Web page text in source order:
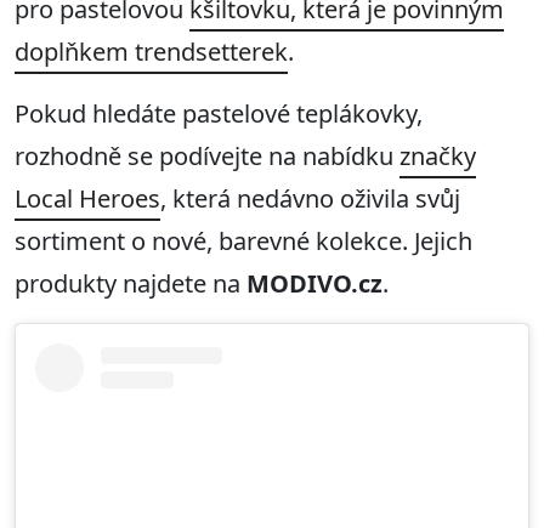
pro pastelovou kšiltovku, která je povinným
doplňkem trendsetterek.
Pokud hledáte pastelové teplákovky,
rozhodně se podívejte na nabídku značky
Local Heroes, která nedávno oživila svůj
sortiment o nové, barevné kolekce. Jejich
produkty najdete na MODIVO.cz.